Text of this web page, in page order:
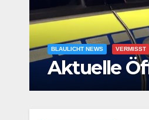
UNFÄLLE
Tödlicher
eines